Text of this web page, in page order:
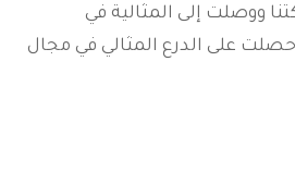
ووصلت إلى المثالية في
على الدرع المثالي في مجال